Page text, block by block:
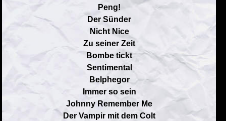
Peng!
Der Sünder
Nicht Nice
Zu seiner Zeit
Bombe tickt
Sentimental
Belphegor
Immer so sein
Johnny Remember Me
Der Vampir mit dem Colt